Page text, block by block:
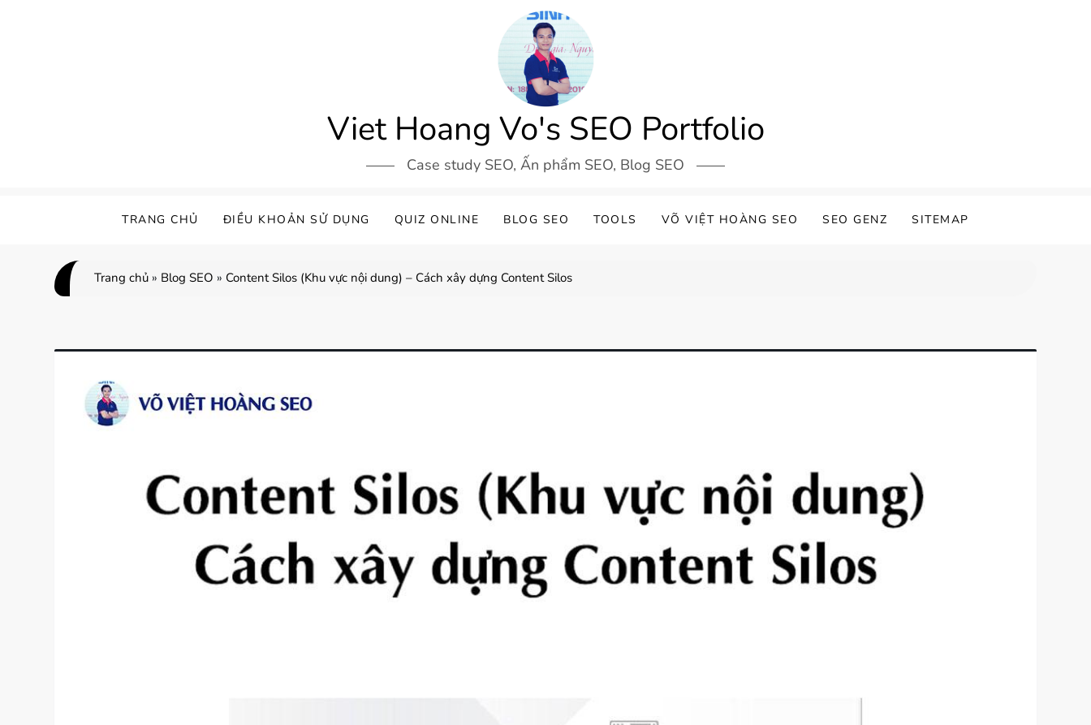
Viet Hoang Vo's SEO Portfolio
Case study SEO, Ấn phẩm SEO, Blog SEO
TRANG CHỦ ĐIỀU KHOẢN SỬ DỤNG QUIZ ONLINE BLOG SEO TOOLS VÕ VIỆT HOÀNG SEO SEO GENZ SITEMAP
Trang chủ » Blog SEO » Content Silos (Khu vực nội dung) – Cách xây dựng Content Silos